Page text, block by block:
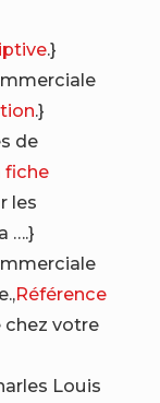
.}
.}
de
fiche
les
….}
Référence
chez votre
Louis